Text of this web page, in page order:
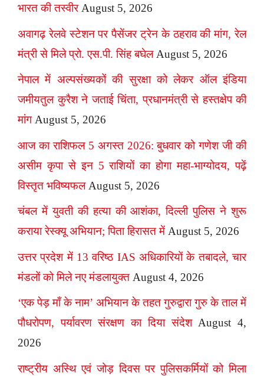
भारत की तस्वीर August 5, 2026
अवागढ़ रेलवे स्टेशन पर पैसेंजर ट्रेन के ठहराव की मांग, रेल
मंत्री से मिले प्रो. एस.पी. सिंह बघेल August 5, 2026
नेपाल में अल्पसंख्यकों की सुरक्षा को लेकर ऑल इंडिया
जमीयतुल कुरैश ने जताई चिंता, प्रधानमंत्री से हस्तक्षेप की
मांग August 5, 2026
आज का राशिफल 5 अगस्त 2026: बुधवार को गणेश जी की
असीम कृपा से इन 5 राशियों का होगा महा-भाग्योदय, पढ़ें
विस्तृत भविष्यफल August 5, 2026
चंबल में युवती की हत्या की आशंका, दिल्ली पुलिस ने शुरू
कराया रेस्क्यू अभियान; पिता हिरासत में August 5, 2026
उत्तर प्रदेश में 13 वरिष्ठ IAS अधिकारियों के तबादले, चार
मंडलों को मिले नए मंडलायुक्त August 4, 2026
‘एक पेड़ माँ के नाम’ अभियान के तहत गुरुद्वारा गुरु के ताल में
पौधरोपण, पर्यावरण संरक्षण का दिया संदेश August 4,
2026
राष्ट्रीय अस्थि एवं जोड़ दिवस पर पुलिसकर्मियों को मिला